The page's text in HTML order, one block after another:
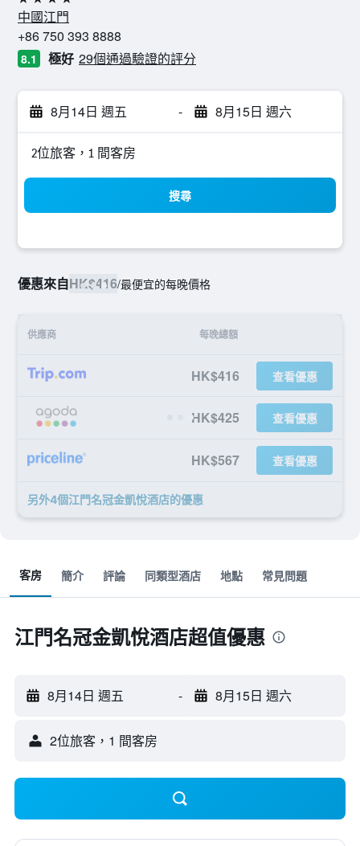
4星級
中國江門
+86 750 393 8888
8.1 極好 29個通過驗證的評分
8月14日 週五 - 8月15日 週六
2位旅客，1 間客房
搜尋
優惠來自HK$416/最便宜的每晚價格
供應商 每晚總額
HK$416 查看優惠
HK$425 查看優惠
HK$567 查看優惠
另外4個江門名冠金凱悅酒店​的優惠
客房 簡介 評論 同類型酒店 地點 常見問題
江門名冠金凱悅酒店超值優惠
8月14日 週五 - 8月15日 週六
2位旅客，1 間客房